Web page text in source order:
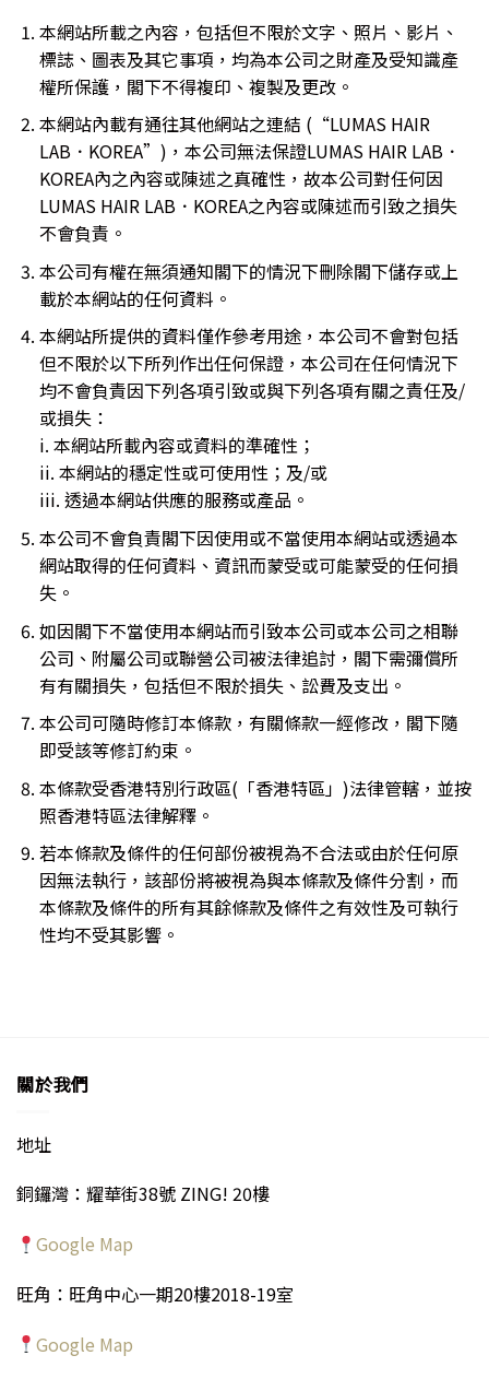
本網站所載之內容，包括但不限於文字、照片、影片、
標誌、圖表及其它事項，均為本公司之財產及受知識產
權所保護，閣下不得複印、複製及更改。
本網站內載有通往其他網站之連結 (“LUMAS HAIR
LAB．KOREA”)，本公司無法保證LUMAS HAIR LAB．
KOREA內之內容或陳述之真確性，故本公司對任何因
LUMAS HAIR LAB．KOREA之內容或陳述而引致之損失
不會負責。
本公司有權在無須通知閣下的情況下刪除閣下儲存或上
載於本網站的任何資料。
本網站所提供的資料僅作參考用途，本公司不會對包括
但不限於以下所列作出任何保證，本公司在任何情況下
均不會負責因下列各項引致或與下列各項有關之責任及/
或損失：
i. 本網站所載內容或資料的準確性；
ii. 本網站的穩定性或可使用性；及/或
iii. 透過本網站供應的服務或產品。
本公司不會負責閣下因使用或不當使用本網站或透過本
網站取得的任何資料、資訊而蒙受或可能蒙受的任何損
失。
如因閣下不當使用本網站而引致本公司或本公司之相聯
公司、附屬公司或聯營公司被法律追討，閣下需彌償所
有有關損失，包括但不限於損失、訟費及支出。
本公司可隨時修訂本條款，有關條款一經修改，閣下隨
即受該等修訂約束。
本條款受香港特別行政區(「香港特區」)法律管轄，並按
照香港特區法律解釋。
若本條款及條件的任何部份被視為不合法或由於任何原
因無法執行，該部份將被視為與本條款及條件分割，而
本條款及條件的所有其餘條款及條件之有效性及可執行
性均不受其影響。
關於我們
地址
銅鑼灣：耀華街38號 ZING! 20樓
Google Map
旺角：旺角中心一期20樓2018-19室
Google Map